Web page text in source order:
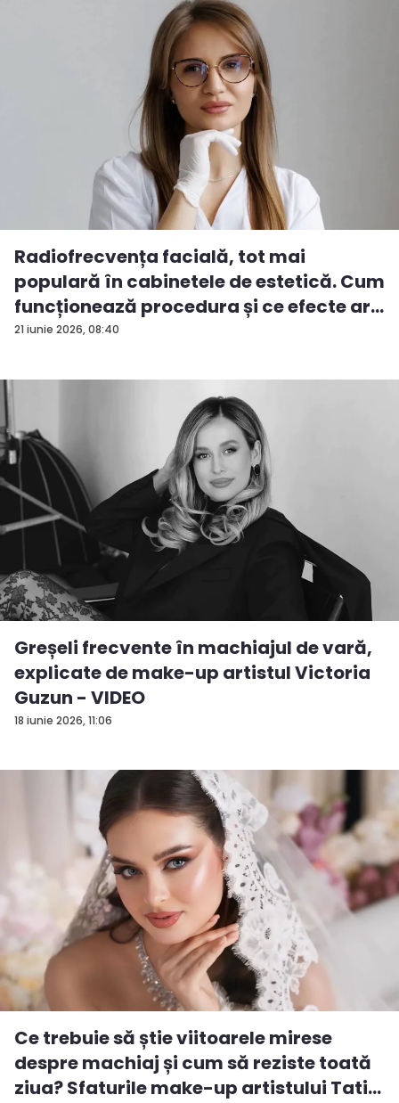
21 iunie 2026, 08:40
Radiofrecvența facială, tot mai
populară în cabinetele de estetică. Cum
funcționează procedura și ce efecte ar...
18 iunie 2026, 11:06
Greșeli frecvente în machiajul de vară,
explicate de make-up artistul Victoria
Guzun - VIDEO
Ce trebuie să știe viitoarele mirese
despre machiaj și cum să reziste toată
ziua? Sfaturile make-up artistului Tati...